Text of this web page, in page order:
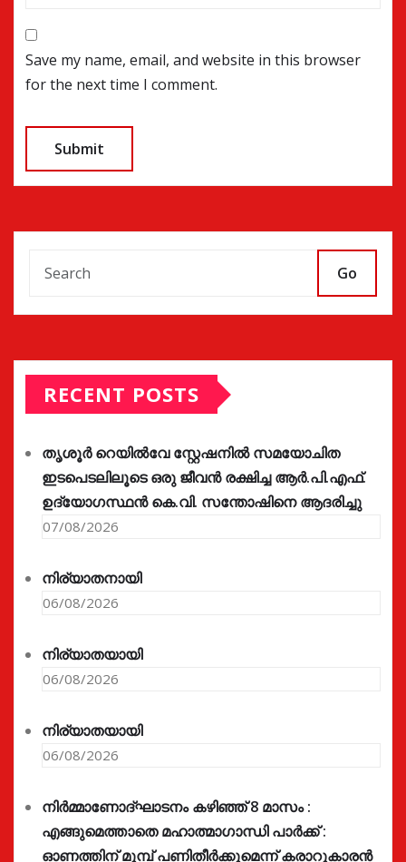
Save my name, email, and website in this browser
for the next time I comment.
Go
RECENT POSTS
തൃശൂർ റെയിൽവേ സ്റ്റേഷനിൽ സമയോചിത
ഇടപെടലിലൂടെ ഒരു ജീവൻ രക്ഷിച്ച ആർ.പി.എഫ്.
ഉദ്യോഗസ്ഥൻ കെ.വി. സന്തോഷിനെ ആദരിച്ചു
07/08/2026
നിര്യാതനായി
06/08/2026
നിര്യാതയായി
06/08/2026
നിര്യാതയായി
06/08/2026
നിർമ്മാണോദ്ഘാടനം കഴിഞ്ഞ് 8 മാസം :
എങ്ങുമെത്താതെ മഹാത്മാഗാന്ധി പാർക്ക് :
ഓണത്തിന് മുമ്പ് പണിതീർക്കുമെന്ന് കരാറുകാരൻ